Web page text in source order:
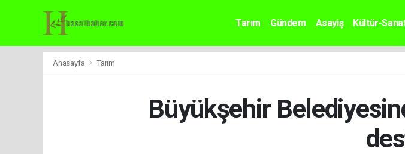
Tarım Gündem Asayiş Kültür-
Anasayfa Tarım
Büyükşehir